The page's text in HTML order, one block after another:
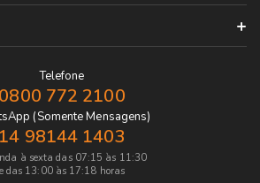
Telefone
0800 772 2100
(Somente Mensagens)
14 98144 1403
à sexta das 07:15 às 11:30
e das 13:00 às 17:18 horas